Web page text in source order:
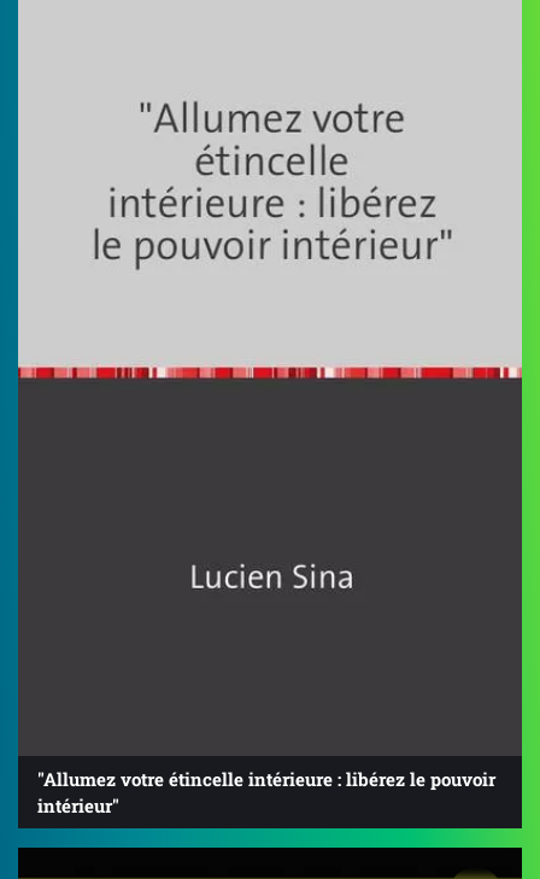
"Allumez votre étincelle intérieure : libérez le pouvoir
intérieur"